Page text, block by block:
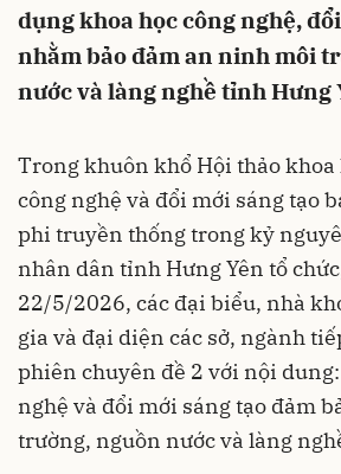
dụng khoa học công nghệ,
nhằm bảo đảm an ninh môi
nước và làng nghề tỉnh Hưng
Trong khuôn khổ Hội thảo khoa
công nghệ và đổi mới sáng tạo
phi truyền thống trong kỷ
nhân dân tỉnh Hưng Yên tổ
22/5/2026, các đại biểu, nhà
gia và đại diện các sở, ngành
phiên chuyên đề 2 với nội dung:
nghệ và đổi mới sáng tạo đảm
trường, nguồn nước và làng